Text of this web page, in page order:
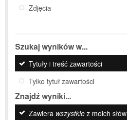
Zdjęcia
Szukaj wyników w...
Tytuły i treść zawartości
Tylko tytuł zawartości
Znajdź wyniki...
Zawiera wszystkie z moich słów